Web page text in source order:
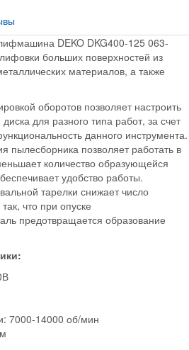
DEKO DKG400-125 063-
больших поверхностей из
материалов, а также
оборотов позволяет настроить
для разного типа работ, за счет
данного инструмента.
пылесборника позволяет работать в
количество образующейся
удобство работы.
тарелки снижает число
что при опуске
предотвращается образование
7000-14000 об/мин